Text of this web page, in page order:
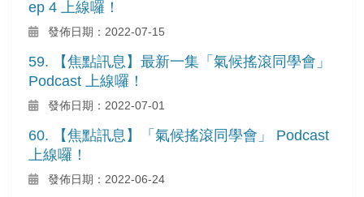
ep 4 上線囉！
發佈日期：2022-07-15
59. 【焦點訊息】最新一集「氣候搖滾同學會」
Podcast 上線囉！
發佈日期：2022-07-01
60. 【焦點訊息】「氣候搖滾同學會」 Podcast
上線囉！
發佈日期：2022-06-24